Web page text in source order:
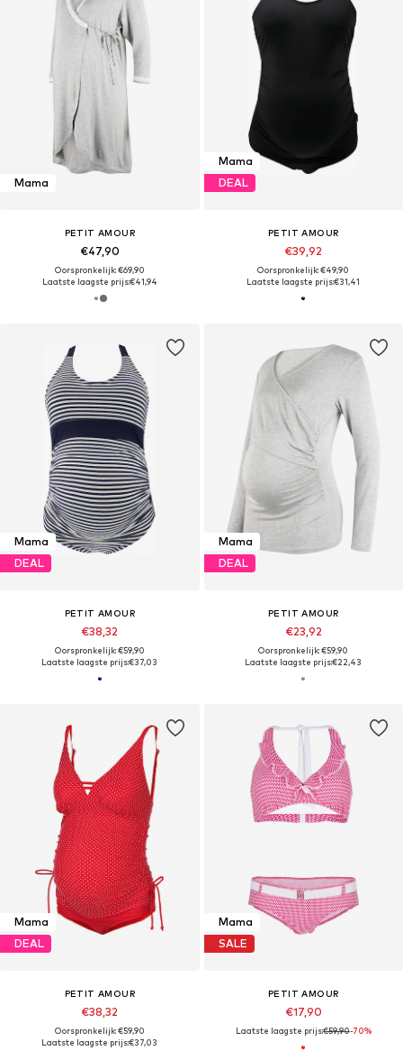
Mama
PETIT AMOUR
€47,90
Oorspronkelijk: €69,90
Laatste laagste prijs:€41,94
Mama
DEAL
PETIT AMOUR
€39,92
Oorspronkelijk: €49,90
Laatste laagste prijs:€31,41
Mama
DEAL
PETIT AMOUR
€38,32
Oorspronkelijk: €59,90
Laatste laagste prijs:€37,03
Mama
DEAL
PETIT AMOUR
€23,92
Oorspronkelijk: €59,90
Laatste laagste prijs:€22,43
Mama
DEAL
PETIT AMOUR
€38,32
Oorspronkelijk: €59,90
Laatste laagste prijs:€37,03
Mama
SALE
PETIT AMOUR
€17,90
Laatste laagste prijs:€59,90-70%